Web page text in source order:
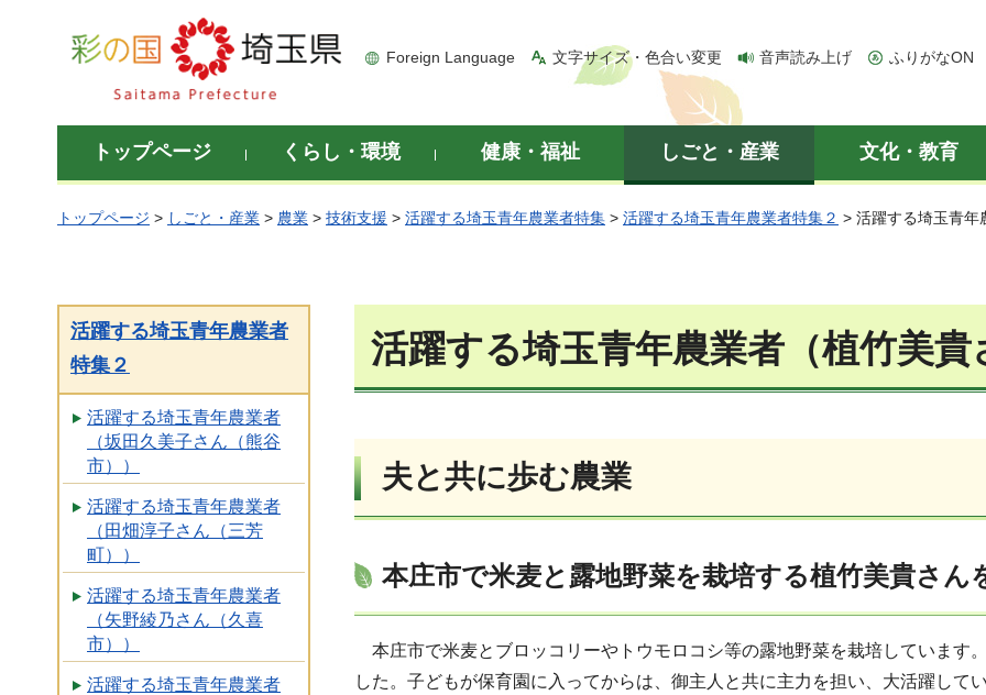
彩の国 埼玉県
Foreign Language 文字サイズ・色合い変更 音声読み上げ ふりがなON
トップページ くらし・環境 健康・福祉 しごと・産業 文化・教育
トップページ > しごと・産業 > 農業 > 技術支援 > 活躍する埼玉青年農業者特集 > 活躍する埼玉青年農業者特集２ > 活躍する埼玉青年
活躍する埼玉青年農業者
特集２
活躍する埼玉青年農業者
（坂田久美子さん（熊谷
市））
活躍する埼玉青年農業者
（田畑淳子さん（三芳
町））
活躍する埼玉青年農業者
（矢野綾乃さん（久喜
市））
活躍する埼玉青年農業者
活躍する埼玉青年農業者（植竹美
夫と共に歩む農業
本庄市で米麦と露地野菜を栽培する植竹美貴さん
本庄市で米麦とブロッコリーやトウモロコシ等の露地野菜を栽培しています
した。子どもが保育園に入ってからは、御主人と共に主力を担い、大活躍して